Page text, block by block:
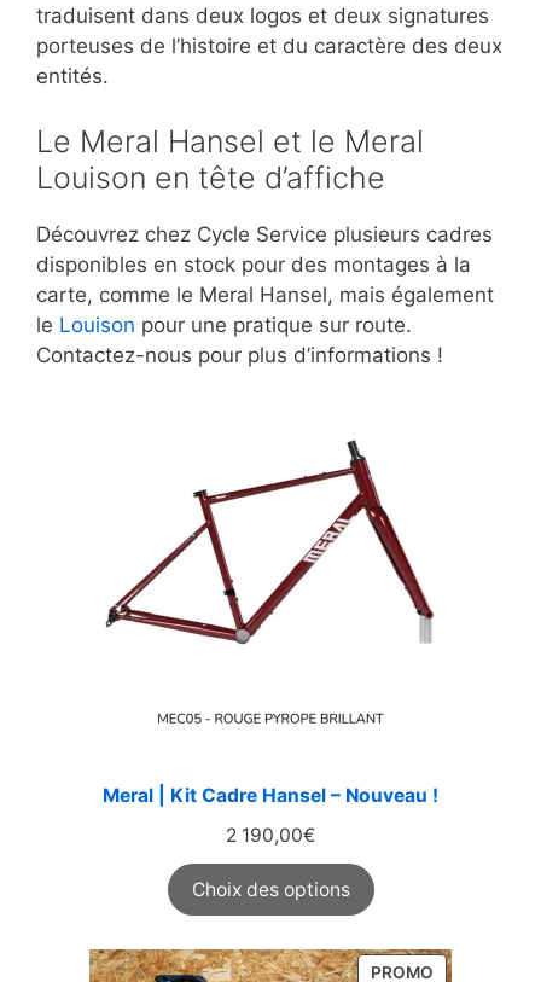
traduisent dans deux logos et deux signatures
porteuses de l’histoire et du caractère des deux
entités.
Le Meral Hansel et le Meral
Louison en tête d’affiche
Découvrez chez Cycle Service plusieurs cadres
disponibles en stock pour des montages à la
carte, comme le Meral Hansel, mais également
le Louison pour une pratique sur route.
Contactez-nous pour plus d’informations !
Meral | Kit Cadre Hansel – Nouveau !
2 190,00€
Choix des options
PROMOPRODUIT